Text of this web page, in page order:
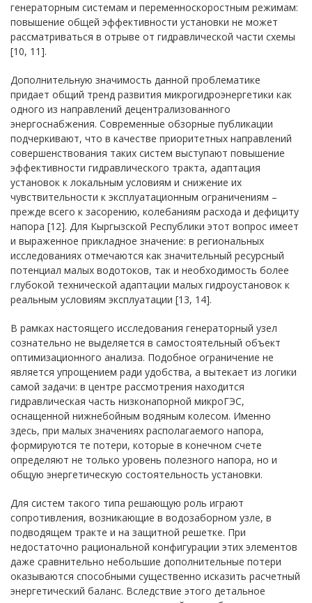
генераторным системам и переменноскоростным режимам:
повышение общей эффективности установки не может
рассматриваться в отрыве от гидравлической части схемы
[10, 11].
Дополнительную значимость данной проблематике
придает общий тренд развития микрогидроэнергетики как
одного из направлений децентрализованного
энергоснабжения. Современные обзорные публикации
подчеркивают, что в качестве приоритетных направлений
совершенствования таких систем выступают повышение
эффективности гидравлического тракта, адаптация
установок к локальным условиям и снижение их
чувствительности к эксплуатационным ограничениям –
прежде всего к засорению, колебаниям расхода и дефициту
напора [12]. Для Кыргызской Республики этот вопрос имеет
и выраженное прикладное значение: в региональных
исследованиях отмечаются как значительный ресурсный
потенциал малых водотоков, так и необходимость более
глубокой технической адаптации малых гидроустановок к
реальным условиям эксплуатации [13, 14].
В рамках настоящего исследования генераторный узел
сознательно не выделяется в самостоятельный объект
оптимизационного анализа. Подобное ограничение не
является упрощением ради удобства, а вытекает из логики
самой задачи: в центре рассмотрения находится
гидравлическая часть низконапорной микроГЭС,
оснащенной нижнебойным водяным колесом. Именно
здесь, при малых значениях располагаемого напора,
формируются те потери, которые в конечном счете
определяют не только уровень полезного напора, но и
общую энергетическую состоятельность установки.
Для систем такого типа решающую роль играют
сопротивления, возникающие в водозаборном узле, в
подводящем тракте и на защитной решетке. При
недостаточно рациональной конфигурации этих элементов
даже сравнительно небольшие дополнительные потери
оказываются способными существенно исказить расчетный
энергетический баланс. Вследствие этого детальное